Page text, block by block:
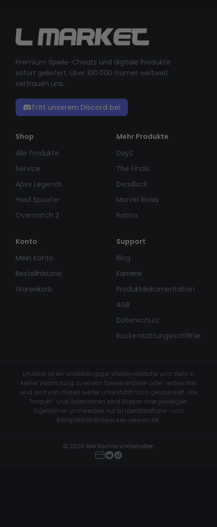
Premium Spiele-Cheats und digitale Produkte
sofort geliefert. Über 100.000 Gamer weltweit
vertrauen uns.
Tritt unserem Discord bei
Shop
Alle Produkte
Service
Apex Legends
Hwid Spoofer
Overwatch 2
Mehr Produkte
DayZ
The Finals
Deadlock
Marvel Rivals
Roblox
Konto
Mein Konto
Bestellhistorie
Warenkorb
Support
Blog
Karriere
Produktdokumentation
AGB
Datenschutz
Rückerstattungsrichtlinie
Lmarket ist ein unabhängiger Wiederverkäufer und steht in
keiner Verbindung zu einem Spielehersteller oder -entwickler
und wird von diesen weder unterstützt noch gesponsert. Alle
Produkt- und Spielnamen sind Marken ihrer jeweiligen
Eigentümer und werden nur zu Identifikations- und
Kompatibilitätszwecken verwendet.
© 2026 Alle Rechte vorbehalten